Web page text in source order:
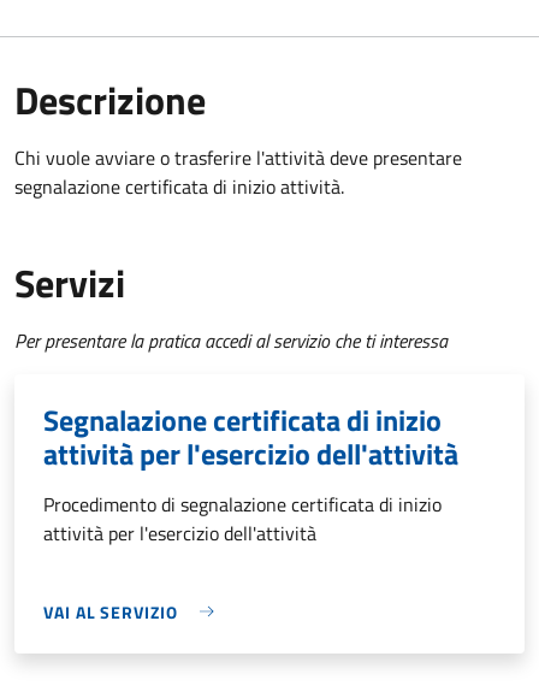
Descrizione
Chi vuole avviare o trasferire l'attività deve presentare
segnalazione certificata di inizio attività.
Servizi
Per presentare la pratica accedi al servizio che ti interessa
Segnalazione certificata di inizio
attività per l'esercizio dell'attività
Procedimento di segnalazione certificata di inizio
attività per l'esercizio dell'attività
VAI AL SERVIZIO